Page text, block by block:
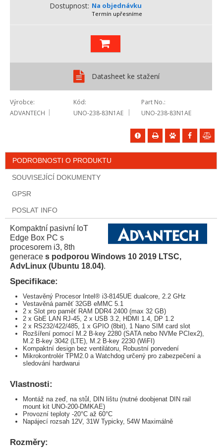
Dostupnost Na objednávku
Termín upřesníme
Datasheet ke stažení
Výrobce
ADVANTECH
Kód
UNO-238-83N1AE
Part No.
UNO-238-83N1AE
PODROBNOSTI O PRODUKTU
SOUVISEJÍCÍ DOKUMENTY
GPSR
POSLAT INFO
Kompaktní pasivní IoT
Edge Box PC s
procesorem i3, 8th
generace s podporou Windows 10 2019 LTSC,
AdvLinux (Ubuntu 18.04).
Specifikace:
Vestavěný Procesor Intel® i3-8145UE dualcore, 2.2 GHz
Vestavěná paměť 32GB eMMC 5.1
2 x Slot pro paměť RAM DDR4 2400 (max 32 GB)
2 x GbE LAN RJ-45, 2 x USB 3.2, HDMI 1.4, DP 1.2
2 x RS232/422/485, 1 x GPIO (8bit), 1 Nano SIM card slot
Rozšíření pomocí M.2 B-key 2280 (SATA nebo NVMe PCIex2),
M.2 B-key 3042 (LTE), M.2 B-key 2230 (WiFI)
Kompaktní design bez ventilátoru, Robustní porvedení
Mikrokontrolér TPM2.0 a Watchdog určený pro zabezpečení a
sledování hardwarui
Vlastnosti:
Montáž na zeď, na stůl, DIN lištu (nutné doobjenat DIN rail
mount kit UNO-200-DMKAE)
Provozní teploty -20°C až 60°C
Napájecí rozsah 12V, 31W Typicky, 54W Maximálně
Rozměry: